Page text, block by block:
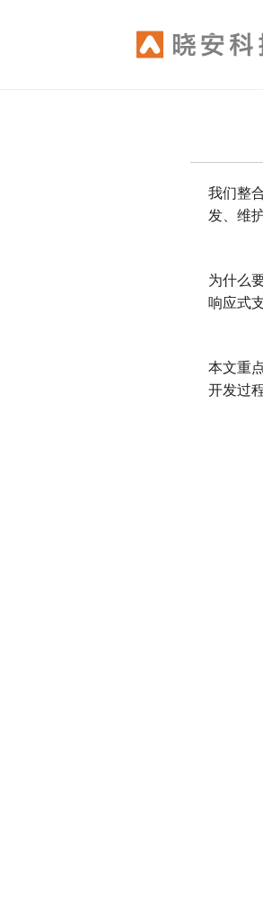
我们整
发、维
为什么
响应式
本文重
开发过程